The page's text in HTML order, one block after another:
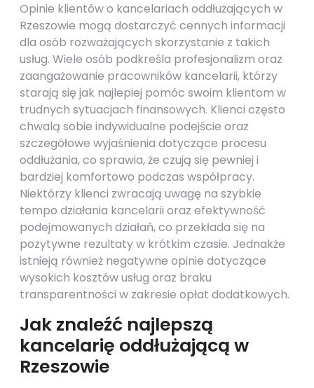
Opinie klientów o kancelariach oddłużających w
Rzeszowie mogą dostarczyć cennych informacji
dla osób rozważających skorzystanie z takich
usług. Wiele osób podkreśla profesjonalizm oraz
zaangażowanie pracowników kancelarii, którzy
starają się jak najlepiej pomóc swoim klientom w
trudnych sytuacjach finansowych. Klienci często
chwalą sobie indywidualne podejście oraz
szczegółowe wyjaśnienia dotyczące procesu
oddłużania, co sprawia, że czują się pewniej i
bardziej komfortowo podczas współpracy.
Niektórzy klienci zwracają uwagę na szybkie
tempo działania kancelarii oraz efektywność
podejmowanych działań, co przekłada się na
pozytywne rezultaty w krótkim czasie. Jednakże
istnieją również negatywne opinie dotyczące
wysokich kosztów usług oraz braku
transparentności w zakresie opłat dodatkowych.
Jak znaleźć najlepszą
kancelarię oddłużającą w
Rzeszowie